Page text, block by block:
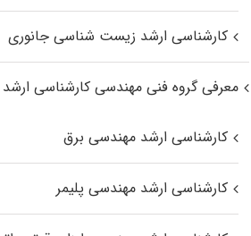
کارشناسی ارشد زیست‌ شناسی جانوری
معرفی گروه فنی مهندسی کارشناسی ارشد
کارشناسی ارشد مهندسی برق
کارشناسی ارشد مهندسی پلیمر